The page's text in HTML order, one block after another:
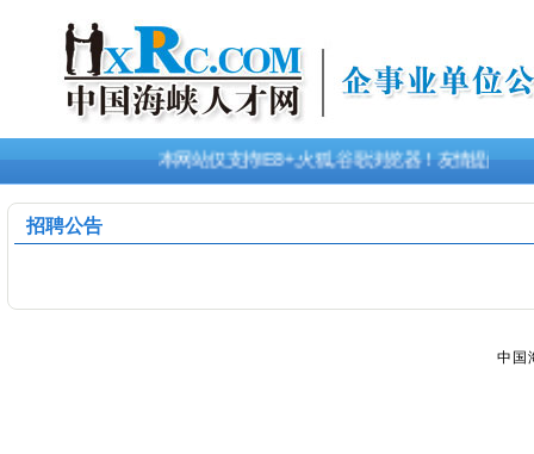
本网站仅支持IE8+,火狐,谷歌浏览器！友情提醒：
招聘公告
中国